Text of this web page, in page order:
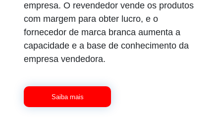
empresa. O revendedor vende os produtos
com margem para obter lucro, e o
fornecedor de marca branca aumenta a
capacidade e a base de conhecimento da
empresa vendedora.
Saiba mais